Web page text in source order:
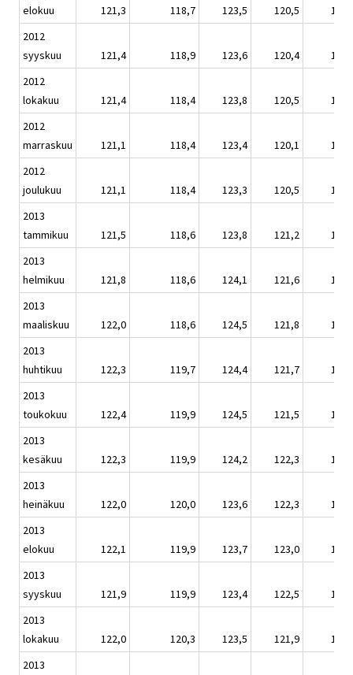
elokuu
121,3 118,7 123,5 120,5
2012
syyskuu
121,4 118,9 123,6 120,4
2012
lokakuu
121,4 118,4 123,8 120,5
2012
marraskuu
121,1 118,4 123,4 120,1
2012
joulukuu
121,1 118,4 123,3 120,5
2013
tammikuu
121,5 118,6 123,8 121,2
2013
helmikuu
121,8 118,6 124,1 121,6
2013
maaliskuu
122,0 118,6 124,5 121,8
2013
huhtikuu
122,3 119,7 124,4 121,7
2013
toukokuu
122,4 119,9 124,5 121,5
2013
kesäkuu
122,3 119,9 124,2 122,3
2013
heinäkuu
122,0 120,0 123,6 122,3
2013
elokuu
122,1 119,9 123,7 123,0
2013
syyskuu
121,9 119,9 123,4 122,5
2013
lokakuu
122,0 120,3 123,5 121,9
2013